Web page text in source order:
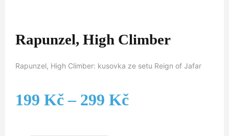
Rapunzel, High Climber
Rapunzel, High Climber: kusovka ze setu Reign of Jafar
199 Kč – 299 KčRozpětí